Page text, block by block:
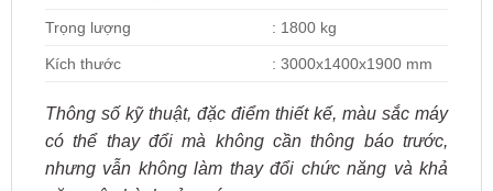
Trọng lượng : 1800 kg
Kích thước : 3000x1400x1900 mm
Thông số kỹ thuật, đặc điểm thiết kế, màu sắc máy
có thể thay đổi mà không cần thông báo trước,
nhưng vẫn không làm thay đổi chức năng và khả